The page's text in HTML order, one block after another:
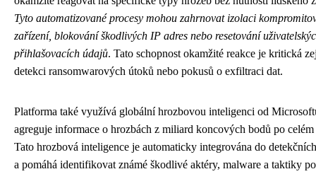
Tyto automatizované procesy mohou zahrnovat izolaci
zařízení, blokování škodlivých IP adres nebo resetování
přihlašovacích údajů. Tato schopnost okamžité reakce je kritická
detekci ransomwarových útoků nebo pokusů o exfiltraci dat.
Platforma také využívá globální hrozbovou inteligenci od
agreguje informace o hrozbách z miliard koncových bodů po celém
Tato hrozbová inteligence je automaticky integrována do
a pomáhá identifikovat známé škodlivé aktéry, malware a taktiky